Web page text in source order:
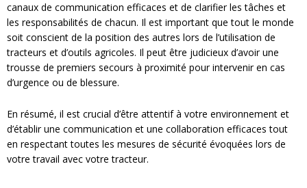
canaux de communication efficaces et de clarifier les tâches et
les responsabilités de chacun. Il est important que tout le monde
soit conscient de la position des autres lors de l’utilisation de
tracteurs et d’outils agricoles. Il peut être judicieux d’avoir une
trousse de premiers secours à proximité pour intervenir en cas
d’urgence ou de blessure.
En résumé, il est crucial d’être attentif à votre environnement et
d’établir une communication et une collaboration efficaces tout
en respectant toutes les mesures de sécurité évoquées lors de
votre travail avec votre tracteur.